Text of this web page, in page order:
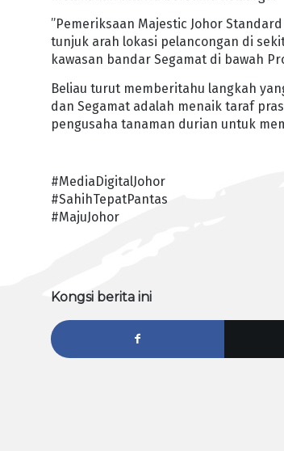
”Pemeriksaan Majestic Johor
tunjuk arah lokasi pelancongan di
kawasan bandar Segamat di bawah
Beliau turut memberitahu langkah
dan Segamat adalah menaik taraf
pengusaha tanaman durian untuk
#MediaDigitalJohor
#SahihTepatPantas
#MajuJohor
Kongsi berita ini